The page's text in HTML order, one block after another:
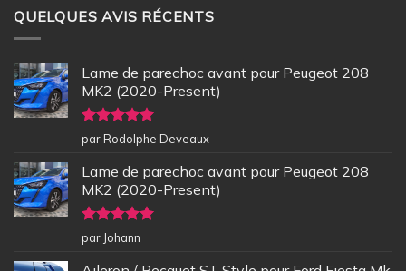
QUELQUES AVIS RÉCENTS
Lame de parechoc avant pour Peugeot 208
MK2 (2020-Present)
Note5sur
5
par Rodolphe Deveaux
Lame de parechoc avant pour Peugeot 208
MK2 (2020-Present)
Note5sur
5
par Johann